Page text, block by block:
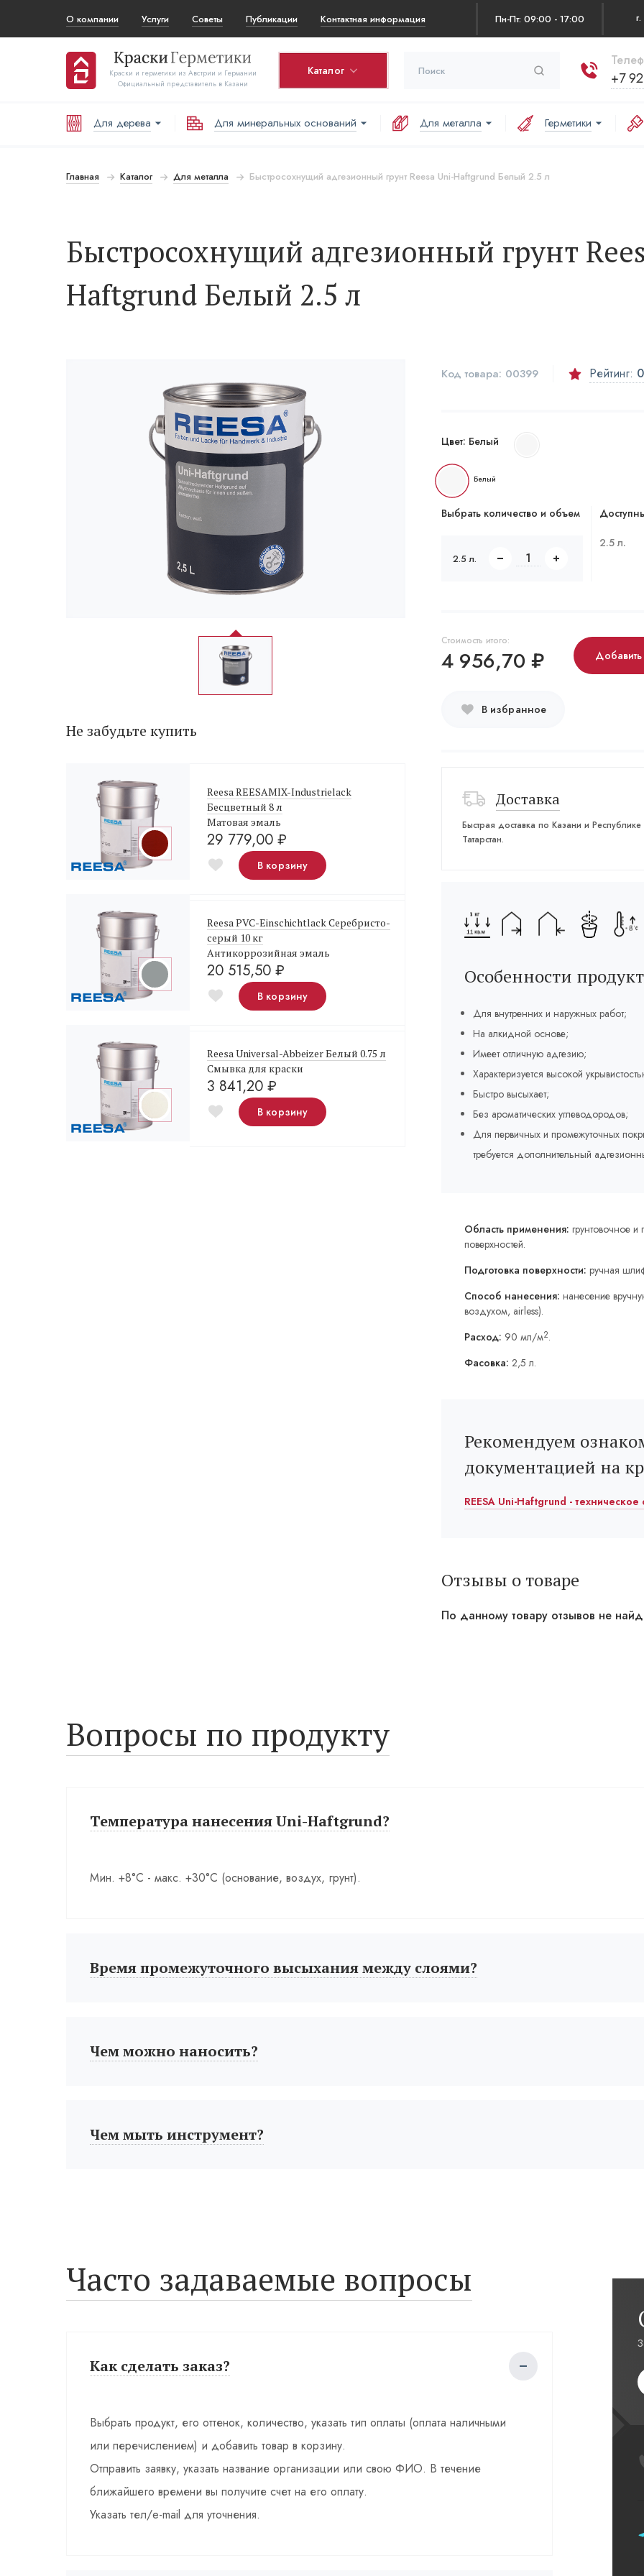
О компании Услуги Советы Публикации Контактная информация Пн-Пт: 09:00 - 17:00
Краски и герметики из Австрии и Германии
Официальный представитель в Казани
Каталог +7
Корзина
Для дерева Для минеральных оснований Для металла Герметики
Главная Каталог Для металла Быстросохнущий адгезионный грунт Reesa Uni-Haftgrund Белый 2.5 л
Быстросохнущий адгезионный грунт
Haftgrund Белый 2.5 л
Не забудьте купить
Reesa REESAMIX-Industrielack
Бесцветный 8 л
Матовая эмаль
29 779,00 ₽
В корзину
Reesa PVC-Einschichtlack Серебристо-
серый 10 кг
Антикоррозийная эмаль
20 515,50 ₽
В корзину
Reesa Universal-Abbeizer Белый 0.75 л
Смывка для краски
3 841,20 ₽
В корзину
Код товара: 00399 Рейтинг: 0
Цвет: Белый
Белый
Выбрать количество и объем
2.5 л.
2.5 л.
Стоимость итого:
4 956,70 ₽
В избранное
Доставка
Быстрая доставка по Казани и Республике
Татарстан.
Особенности
Для внутренних и наружных работ;
На алкидной основе;
Имеет отличную адгезию;
Характеризуется высокой
Быстро высыхает;
Без ароматических углеводородов;
Для первичных и промежуточных
требуется дополнительный
Область применения: грунтовочное
поверхностей.
Подготовка поверхности: ручная
Способ нанесения: нанесение
воздухом, airless).
Расход: 90 мл/м2.
Фасовка: 2,5 л.
Рекомендуем
документацией на
REESA Uni-Haftgrund -
Отзывы о товаре
По данному товару отзывов не
Вопросы по продукту
Температура нанесения Uni-Haftgrund?
Мин. +8°C - макс. +30°C (основание, воздух, грунт).
Время промежуточного высыхания между слоями?
Чем можно наносить?
Чем мыть инструмент?
Часто задаваемые вопросы
Как сделать заказ?
Выбрать продукт, его оттенок, количество, указать тип оплаты (оплата наличными
или перечислением) и добавить товар в корзину.
Отправить заявку, указать название организации или свою ФИО. В течение
ближайшего времени вы получите счет на его оплату.
Указать тел/e-mail для уточнения.